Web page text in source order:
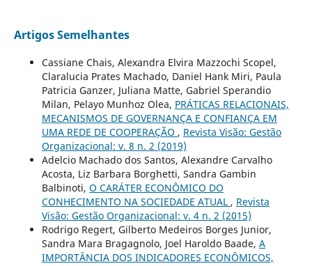
Artigos Semelhantes
Cassiane Chais, Alexandra Elvira Mazzochi Scopel,
Claralucia Prates Machado, Daniel Hank Miri, Paula
Patricia Ganzer, Juliana Matte, Gabriel Sperandio
Milan, Pelayo Munhoz Olea, PRÁTICAS RELACIONAIS,
MECANISMOS DE GOVERNANÇA E CONFIANÇA EM
UMA REDE DE COOPERAÇÃO , Revista Visão: Gestão
Organizacional: v. 8 n. 2 (2019)
Adelcio Machado dos Santos, Alexandre Carvalho
Acosta, Liz Barbara Borghetti, Sandra Gambin
Balbinoti, O CARÁTER ECONÔMICO DO
CONHECIMENTO NA SOCIEDADE ATUAL , Revista
Visão: Gestão Organizacional: v. 4 n. 2 (2015)
Rodrigo Regert, Gilberto Medeiros Borges Junior,
Sandra Mara Bragagnolo, Joel Haroldo Baade, A
IMPORTÂNCIA DOS INDICADORES ECONÔMICOS,